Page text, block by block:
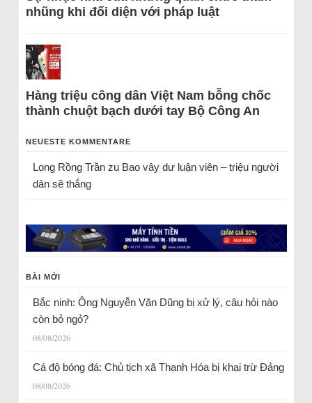
nhũng khi đối diện với pháp luật
Hàng triệu công dân Việt Nam bỗng chốc
thành chuột bạch dưới tay Bộ Công An
NEUESTE KOMMENTARE
Long Rồng Trầnzu Bao vây dư luận viên – triệu người
dân sẽ thắng
BÀI MỚI
Bắc ninh: Ông Nguyễn Văn Dũng bị xử lý, câu hỏi nào
còn bỏ ngỏ?
08/08/2026
Cá độ bóng đá: Chủ tịch xã Thanh Hóa bị khai trừ Đảng
08/08/2026